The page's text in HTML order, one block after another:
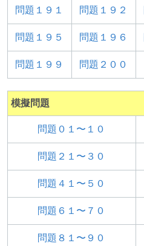
問題１９１ 問題１９２
問題１９５ 問題１９６
問題１９９ 問題２００
模擬問題
問題０１〜１０
問題２１〜３０
問題４１〜５０
問題６１〜７０
問題８１〜９０